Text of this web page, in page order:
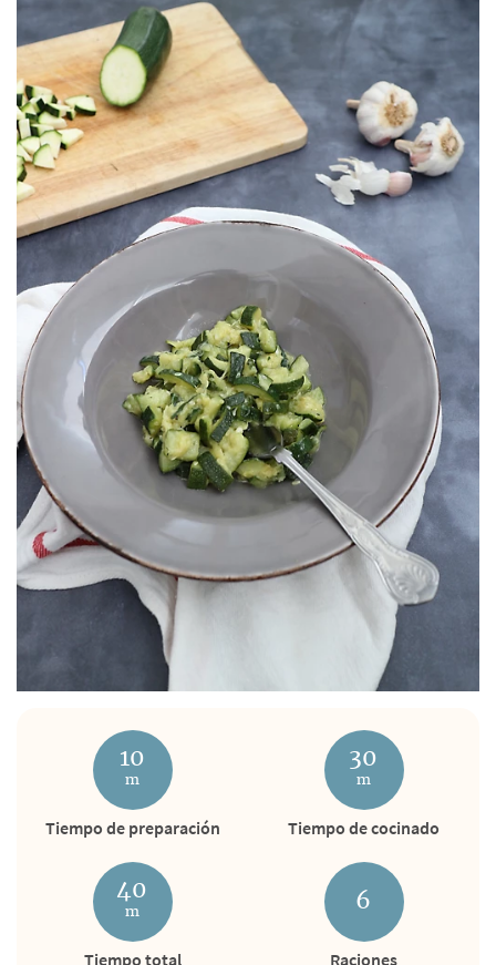
10
m
Tiempo de preparación
30
m
Tiempo de cocinado
40
m
Tiempo total
6
Raciones